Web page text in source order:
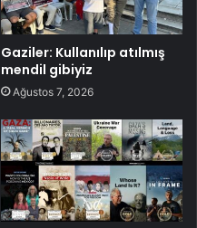
Gaziler: Kullanılıp atılmış
mendil gibiyiz
Ağustos 7, 2026